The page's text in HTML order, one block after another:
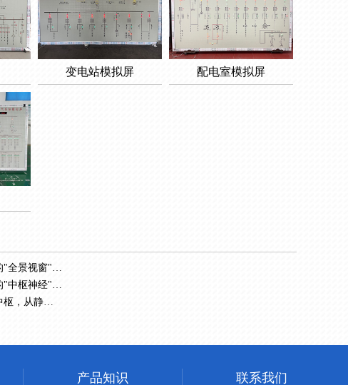
变电站模拟屏 配电室模拟屏
智能决策平台
运维的终极防线
智慧的演进之路
产品知识 联系我们